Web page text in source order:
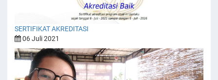
SERTIFIKAT AKREDITASI
06 Juli 2021